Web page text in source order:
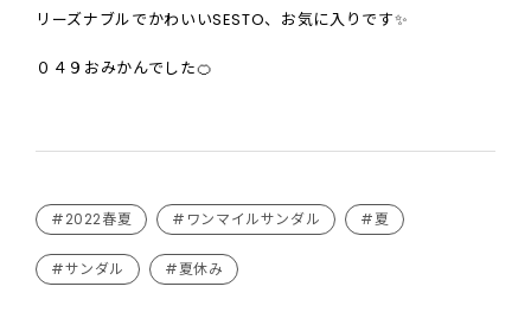
リーズナブルでかわいいSESTO、お気に入りです✨
０４９おみかんでした🍊
#2022春夏 #ワンマイルサンダル #夏
#サンダル #夏休み